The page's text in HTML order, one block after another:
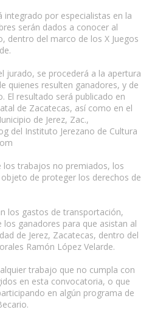
integrado por especialistas en la
serán dados a conocer al
dentro del marco de los X Juegos
jurado, se procederá a la apertura
quienes resulten ganadores, y de
El resultado será publicado en
de Zacatecas, así como en el
de Jerez, Zac.,
del Instituto Jerezano de Cultura
los trabajos no premiados, los
de proteger los derechos de
los gastos de transportación,
ganadores para que asistan al
de Jerez, Zacatecas, dentro del
Ramón López Velarde.
trabajo que no cumpla con
en esta convocatoria, o que
en algún programa de